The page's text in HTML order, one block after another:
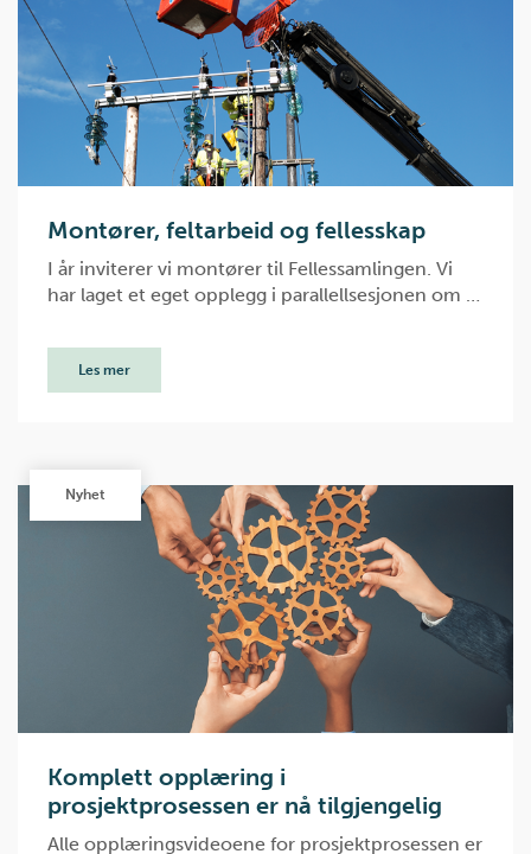
Montører, feltarbeid og fellesskap
I år inviterer vi montører til Fellessamlingen. Vi
har laget et eget opplegg i parallellsesjonen om …
Les mer
Nyhet
Komplett opplæring i
prosjektprosessen er nå tilgjengelig
Alle opplæringsvideoene for prosjektprosessen er